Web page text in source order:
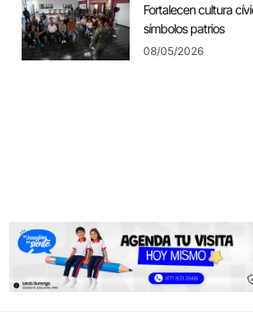
Fortalecen cultura
símbolos patrios
08/05/2026